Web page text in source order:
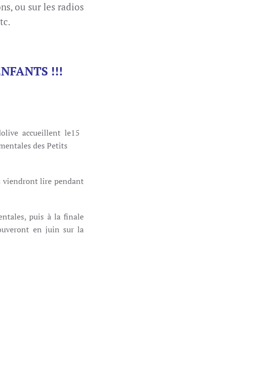
ou sur les radios
!!!
accueillent le15
des Petits
viendront lire pendant
puis à la finale
en juin sur la